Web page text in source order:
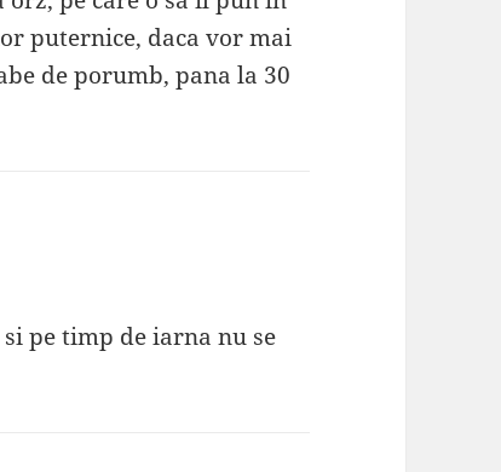
puternice, daca vor mai
de porumb, pana la 30
pe timp de iarna nu se